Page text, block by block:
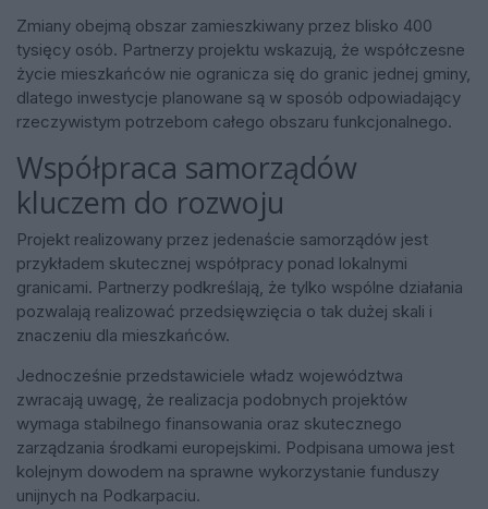
Zmiany obejmą obszar zamieszkiwany przez blisko 400
tysięcy osób. Partnerzy projektu wskazują, że współczesne
życie mieszkańców nie ogranicza się do granic jednej gminy,
dlatego inwestycje planowane są w sposób odpowiadający
rzeczywistym potrzebom całego obszaru funkcjonalnego.
Współpraca samorządów
kluczem do rozwoju
Projekt realizowany przez jedenaście samorządów jest
przykładem skutecznej współpracy ponad lokalnymi
granicami. Partnerzy podkreślają, że tylko wspólne działania
pozwalają realizować przedsięwzięcia o tak dużej skali i
znaczeniu dla mieszkańców.
Jednocześnie przedstawiciele władz województwa
zwracają uwagę, że realizacja podobnych projektów
wymaga stabilnego finansowania oraz skutecznego
zarządzania środkami europejskimi. Podpisana umowa jest
kolejnym dowodem na sprawne wykorzystanie funduszy
unijnych na Podkarpaciu.